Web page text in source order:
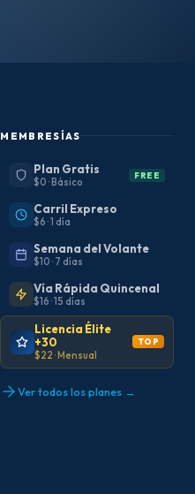
MEMBRESÍAS
Plan Gratis
$0 · Básico
FREE
Carril Expreso
$6 · 1 día
Semana del Volante
$10 · 7 días
Vía Rápida Quincenal
$16 · 15 días
Licencia Élite
+30
$22 · Mensual
TOP
Ver todos los planes →